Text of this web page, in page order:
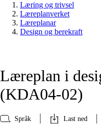
Læring og trivsel
Læreplanverket
Læreplanar
Design og berekraft
Læreplan i
(KDA04‑02)
Språk Last ned